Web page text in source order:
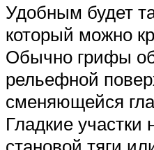
Удобным будет
который можно
Обычно грифы
рельефной
сменяющейся
Гладкие участки